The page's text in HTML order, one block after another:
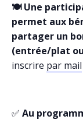
🍽️ Une
permet aux
partager un
(entrée/plat
inscrire par mail
✅ Au